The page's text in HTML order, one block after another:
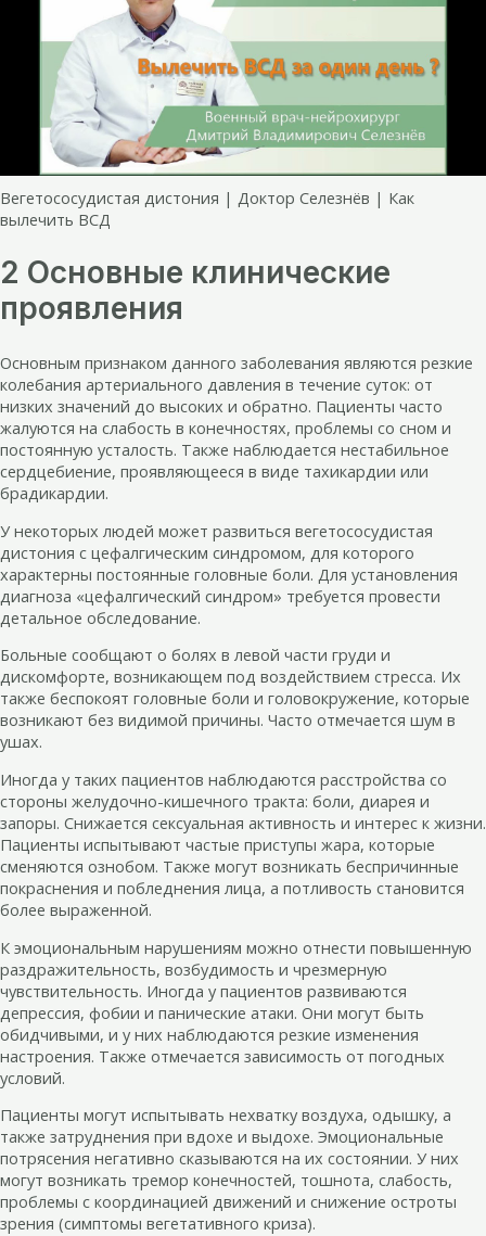
Вегетососудистая дистония | Доктор Селезнёв | Как
вылечить ВСД
2 Основные клинические
проявления
Основным признаком данного заболевания являются резкие
колебания артериального давления в течение суток: от
низких значений до высоких и обратно. Пациенты часто
жалуются на слабость в конечностях, проблемы со сном и
постоянную усталость. Также наблюдается нестабильное
сердцебиение, проявляющееся в виде тахикардии или
брадикардии.
У некоторых людей может развиться вегетососудистая
дистония с цефалгическим синдромом, для которого
характерны постоянные головные боли. Для установления
диагноза «цефалгический синдром» требуется провести
детальное обследование.
Больные сообщают о болях в левой части груди и
дискомфорте, возникающем под воздействием стресса. Их
также беспокоят головные боли и головокружение, которые
возникают без видимой причины. Часто отмечается шум в
ушах.
Иногда у таких пациентов наблюдаются расстройства со
стороны желудочно-кишечного тракта: боли, диарея и
запоры. Снижается сексуальная активность и интерес к жизни.
Пациенты испытывают частые приступы жара, которые
сменяются ознобом. Также могут возникать беспричинные
покраснения и побледнения лица, а потливость становится
более выраженной.
К эмоциональным нарушениям можно отнести повышенную
раздражительность, возбудимость и чрезмерную
чувствительность. Иногда у пациентов развиваются
депрессия, фобии и панические атаки. Они могут быть
обидчивыми, и у них наблюдаются резкие изменения
настроения. Также отмечается зависимость от погодных
условий.
Пациенты могут испытывать нехватку воздуха, одышку, а
также затруднения при вдохе и выдохе. Эмоциональные
потрясения негативно сказываются на их состоянии. У них
могут возникать тремор конечностей, тошнота, слабость,
проблемы с координацией движений и снижение остроты
зрения (симптомы вегетативного криза).